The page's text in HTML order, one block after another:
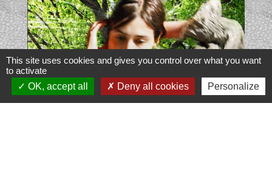
This site uses cookies and gives you control over what you want
to activate
OK, accept all
Deny all cookies Personalize